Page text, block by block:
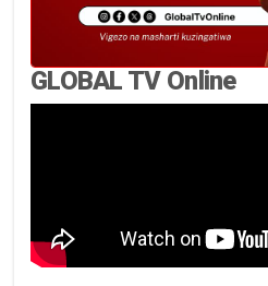
GLOBAL TV Online